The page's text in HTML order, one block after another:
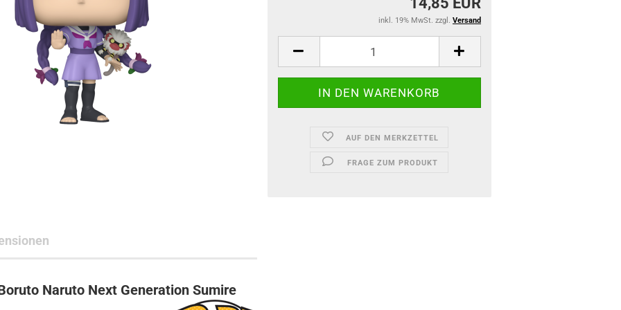
Toys
Subjects
Hersteller
inkl. 19% MwSt. zzgl. Versand
AUF DEN MERKZETTEL
FRAGE ZUM PRODUKT
Naruto Next Generation Sumire